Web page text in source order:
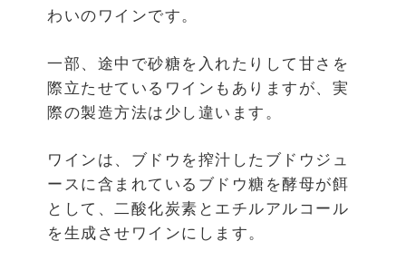
わいのワインです。
一部、途中で砂糖を入れたりして甘さを
際立たせているワインもありますが、実
際の製造方法は少し違います。
ワインは、ブドウを搾汁したブドウジュ
ースに含まれているブドウ糖を酵母が餌
として、二酸化炭素とエチルアルコール
を生成させワインにします。